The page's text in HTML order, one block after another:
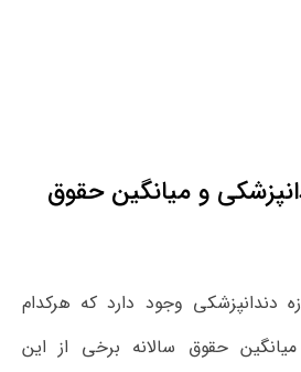
و میانگین حقوق
دندانپزشکی وجود دارد که هرکدام
میانگین حقوق سالانه برخی از این